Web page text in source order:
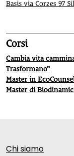
Basis via Corzes 97
Corsi
Cambia vita
Trasformano”
Master in
Master di
Chi siamo